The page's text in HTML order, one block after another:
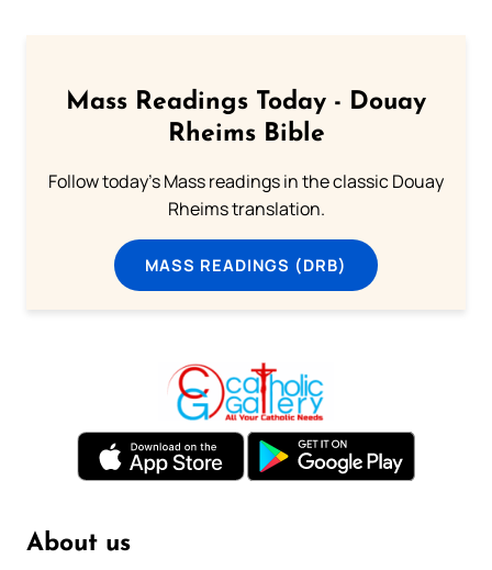
Mass Readings Today - Douay
Rheims Bible
Follow today's Mass readings in the classic Douay
Rheims translation.
MASS READINGS (DRB)
About us